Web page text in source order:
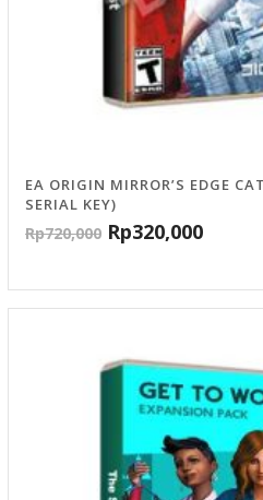
EA ORIGIN MIRROR’S EDGE
SERIAL KEY)
Rp720,000 Rp320,000